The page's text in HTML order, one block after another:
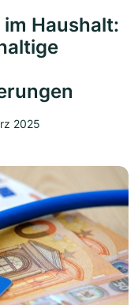
Haushalt:
2025